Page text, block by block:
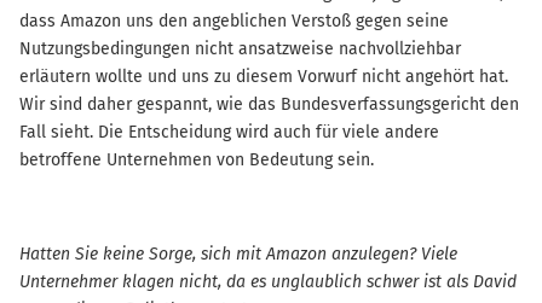
dass Amazon uns den angeblichen Verstoß gegen seine
Nutzungsbedingungen nicht ansatzweise nachvollziehbar
erläutern wollte und uns zu diesem Vorwurf nicht angehört hat.
Wir sind daher gespannt, wie das Bundesverfassungsgericht den
Fall sieht. Die Entscheidung wird auch für viele andere
betroffene Unternehmen von Bedeutung sein.
Hatten Sie keine Sorge, sich mit Amazon anzulegen? Viele
Unternehmer klagen nicht, da es unglaublich schwer ist als David